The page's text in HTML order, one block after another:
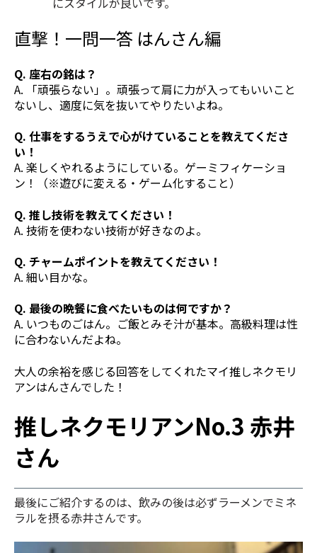
直撃！一問一答 はんさん編
Q. 座右の銘は？
A. 「頑張らない」。 頑張って肩に力が入ってもいいこと
ないし、適度に気を抜いてやりたいよね。
Q. 仕事をするうえで心がけていることを教えてくださ
い！
A. 楽しくやれるようにしている。ゲーミフィケーショ
ン！（※遊びに変える・ゲーム化すること）
Q. 推し技術を教えてください！
A. 技術を使わない技術が好きなのよ。
Q. チャームポイントを教えてください！
A. 細い目かな。
Q. 最後の晩餐に食べたいものは何ですか？
A. いつものごはん。ご飯とみそ汁が基本。高級料理は性
に合わないんだよね。
大人の余裕を感じる回答をしてくれたマイ推しネクモリ
アンはんさんでした！
推しネクモリアンNo.3 赤井
さん
最後にご紹介するのは、飲みの後は必ずラーメンでミネ
ラルを摂る赤井さんです。